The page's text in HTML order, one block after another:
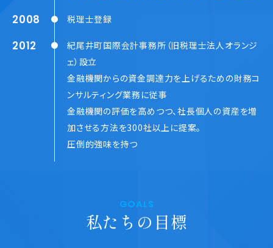
2008 税理士登録
2012
紀尾井町国際会計事務所（旧税理士法人オランジ
ェ）設立
金融機関からの資金調達力を上げるための財務コ
ンサルティング業務に従事
金融機関の評価を高めつつ、社長個人の資産を増
加させる方法を300社以上に提案。
圧倒的強味を持つ
GOALS
私たちの目標